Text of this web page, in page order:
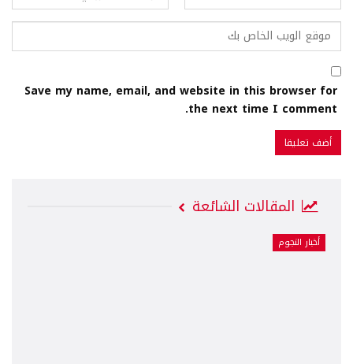
Save my name, email, and website in this browser for
the next time I comment.
المقالات الشائعة
أخبار النجوم